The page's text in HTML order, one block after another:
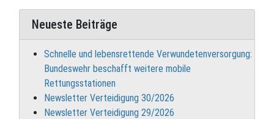
Neueste Beiträge
Schnelle und lebensrettende Verwundetenversorgung:
Bundeswehr beschafft weitere mobile
Rettungsstationen
Newsletter Verteidigung 30/2026
Newsletter Verteidigung 29/2026